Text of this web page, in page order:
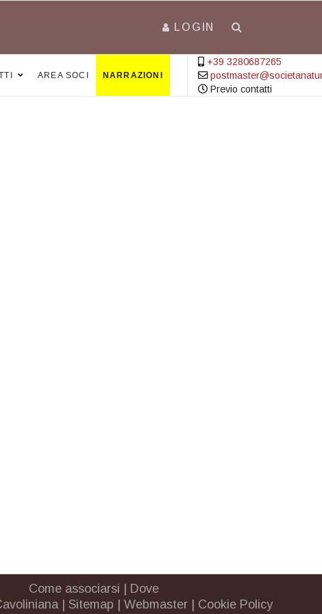
LOGIN
AREA SOCI NARRAZIONI
+39 3280687265
Previo contatti
Come associarsi
Dove
| Sitemap Webmaster Cookie Policy